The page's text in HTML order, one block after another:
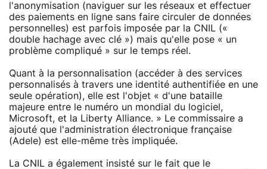
l'anonymisation (naviguer sur les réseaux et effectuer
des paiements en ligne sans faire circuler de données
personnelles) est parfois imposée par la CNIL («
double hachage avec clé ») mais qu'elle pose « un
problème compliqué » sur le temps réel.
Quant à la personnalisation (accéder à des services
personnalisés à travers une identité authentifiée en une
seule opération), elle est l'objet « d'une bataille
majeure entre le numéro un mondial du logiciel,
Microsoft, et la Liberty Alliance. » Le commissaire a
ajouté que l'administration électronique française
(Adele) est elle-même très impliquée.
La CNIL a également insisté sur le fait que le